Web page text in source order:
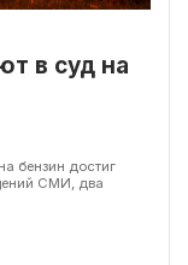
в суд на
грозит
бензин достиг
СМИ, два